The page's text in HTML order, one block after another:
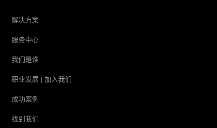
解决方案
服务中心
我们是谁
职业发展 | 加入我们
成功案例
找到我们